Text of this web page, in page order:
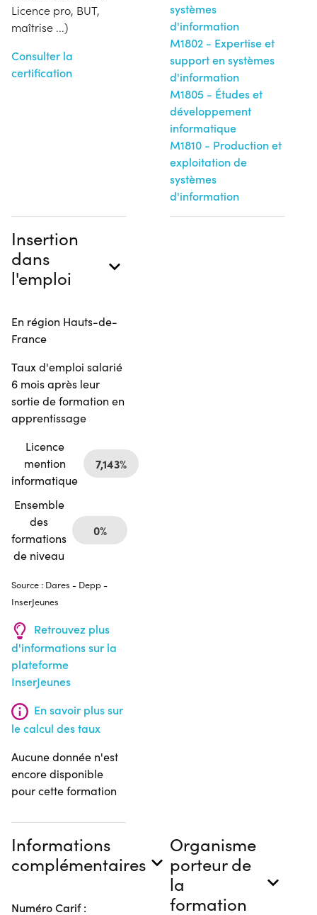
Licence pro, BUT,
maîtrise ...)
Consulter la
certification
systèmes
d'information
M1802 - Expertise et
support en systèmes
d'information
M1805 - Études et
développement
informatique
M1810 - Production et
exploitation de
systèmes
d'information
Insertion
dans
l'emploi
En région Hauts-de-
France
Taux d'emploi salarié
6 mois après leur
sortie de formation en
apprentissage
Licence
mention
informatique
7,143%
Ensemble
des
formations
de niveau
0%
Source : Dares - Depp -
InserJeunes
Retrouvez plus
d'informations sur la
plateforme
InserJeunes
En savoir plus sur
le calcul des taux
Aucune donnée n'est
encore disponible
pour cette formation
Informations
complémentaires
Numéro Carif :
Organisme
porteur de
la
formation